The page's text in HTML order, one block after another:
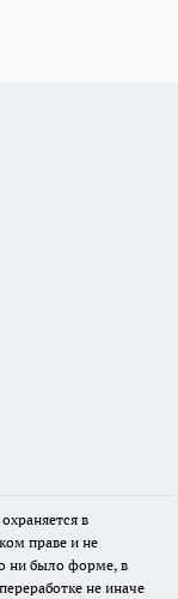
в
праве и не
ни было форме, в
не иначе